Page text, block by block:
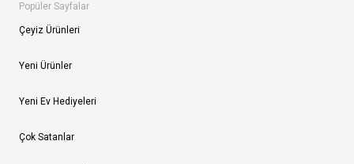
Popüler Sayfalar
Çeyiz Ürünleri
Yeni Ürünler
Yeni Ev Hediyeleri
Çok Satanlar